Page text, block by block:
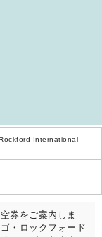
International
券をご案内しま
・ロックフォード